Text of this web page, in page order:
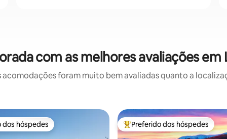
com as melhores avaliações em
acomodações foram muito bem avaliadas quanto a
dos hóspedes
dos hóspedes Entre os melhores preferidos
Preferido dos hóspedes